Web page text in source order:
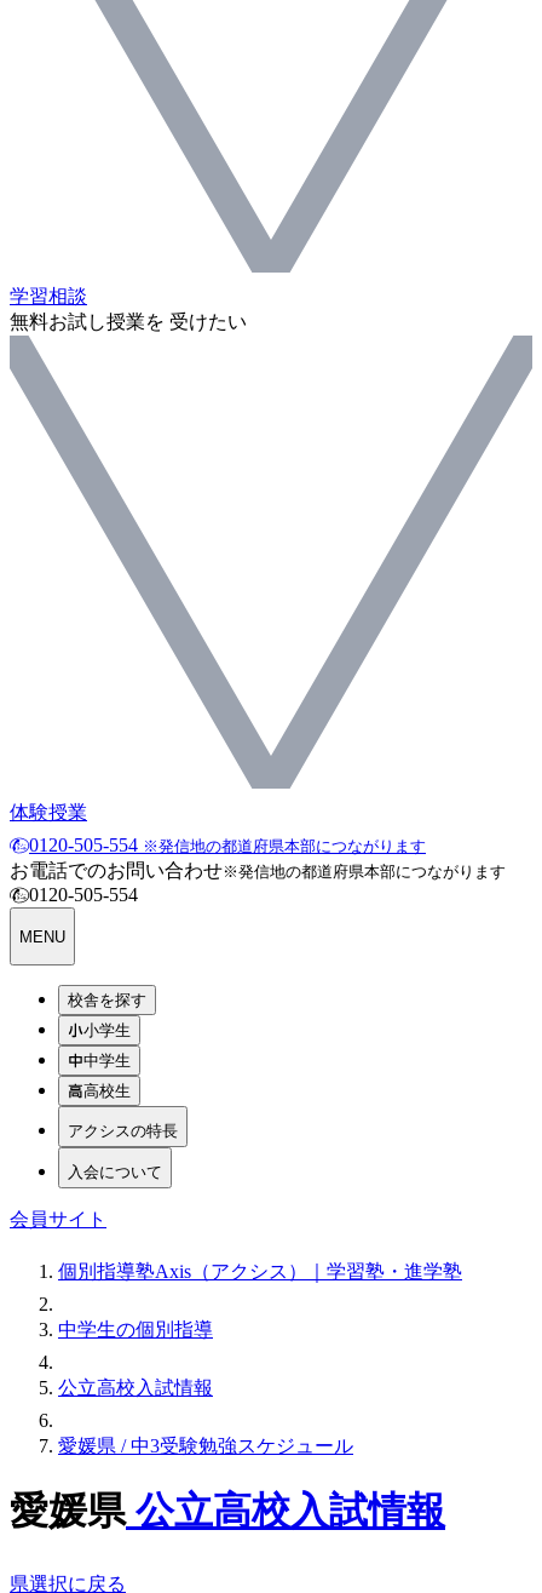
学習相談
無料お試し授業を 受けたい
体験授業
0120-505-554 ※発信地の都道府県本部につながります
お電話でのお問い合わせ※発信地の都道府県本部につながります
0120-505-554
MENU
校舎を探す
小学生
中学生
高校生
アクシスの特長
入会について
会員サイト
個別指導塾Axis（アクシス）｜学習塾・進学塾
中学生の個別指導
公立高校入試情報
愛媛県 / 中3受験勉強スケジュール
愛媛県公立高校入試情報
県選択に戻る